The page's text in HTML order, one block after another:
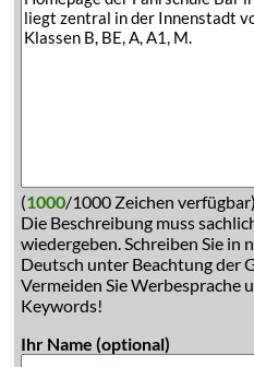
(1000/1000 Zeichen verfügbar)
Die Beschreibung muss
wiedergeben. Schreiben Sie
Deutsch unter Beachtung der
Vermeiden Sie Werbesprache
Keywords!
Ihr Name (optional)